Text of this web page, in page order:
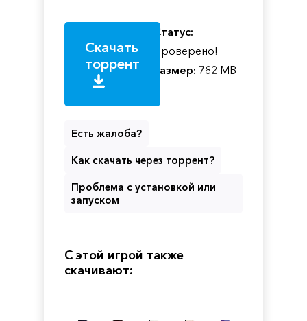
Скачать
торрент
Статус:
Проверено!
Размер: 782 MB
Есть жалоба?
Как скачать через торрент?
Проблема с установкой или
запуском
С этой игрой также
скачивают: